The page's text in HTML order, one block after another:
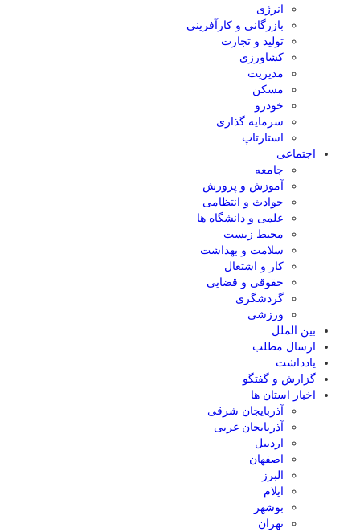
انرژی
بازرگانی و کارآفرینی
تولید و تجارت
کشاورزی
مدیریت
مسکن
خودرو
سرمایه گذاری
استارتاپ
اجتماعی
جامعه
آموزش و پرورش
حوادث و انتظامی
علمی و دانشگاه ها
محیط زیست
سلامت و بهداشت
کار و اشتغال
حقوقی و قضایی
گردشگری
ورزشی
بین الملل
ارسال مطلب
یادداشت
گزارش و گفتگو
اخبار استان ها
آذربایجان شرقی
آذربایجان غربی
اردبیل
اصفهان
البرز
ایلام
بوشهر
تهران